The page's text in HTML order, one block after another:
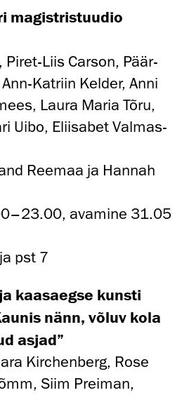
magistristuudio
Liis Carson, Päär-
Katriin Kelder, Anni
Laura Maria Tõru,
Uibo, Eliisabet Valmas-
Reemaa ja Hannah
avamine 31.05
pst 7
kaasaegse kunsti
nänn, võluv kola
asjad”
Kirchenberg, Rose
Siim Preiman,